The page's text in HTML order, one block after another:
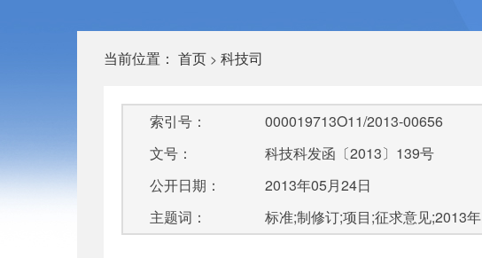
当前位置： 首页 > 科技司
索引号：
000019713O11/2013-00656
文号：
科技科发函〔2013〕139号
公开日期：
2013年05月24日
主题词：
标准;制修订;项目;征求意见;2013年